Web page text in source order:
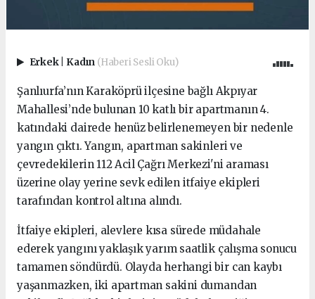
Erkek Kadın (Haberi Sesli Oku)
Şanlıurfa’nın Karaköprü ilçesine bağlı Akpıyar
Mahallesi’nde bulunan 10 katlı bir apartmanın 4.
katındaki dairede henüz belirlenemeyen bir nedenle
yangın çıktı. Yangın, apartman sakinleri ve
çevredekilerin 112 Acil Çağrı Merkezi'ni araması
üzerine olay yerine sevk edilen itfaiye ekipleri
tarafından kontrol altına alındı.
İtfaiye ekipleri, alevlere kısa sürede müdahale
ederek yangını yaklaşık yarım saatlik çalışma sonucu
tamamen söndürdü. Olayda herhangi bir can kaybı
yaşanmazken, iki apartman sakini dumandan